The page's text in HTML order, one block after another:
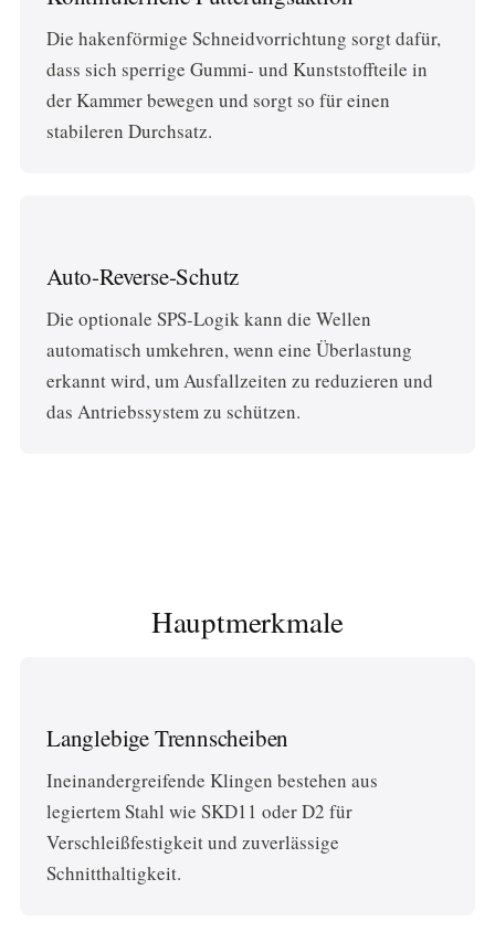
Die hakenförmige Schneidvorrichtung sorgt dafür,
dass sich sperrige Gummi- und Kunststoffteile in
der Kammer bewegen und sorgt so für einen
stabileren Durchsatz.
Auto-Reverse-Schutz
Die optionale SPS-Logik kann die Wellen
automatisch umkehren, wenn eine Überlastung
erkannt wird, um Ausfallzeiten zu reduzieren und
das Antriebssystem zu schützen.
Hauptmerkmale
Langlebige Trennscheiben
Ineinandergreifende Klingen bestehen aus
legiertem Stahl wie SKD11 oder D2 für
Verschleißfestigkeit und zuverlässige
Schnitthaltigkeit.